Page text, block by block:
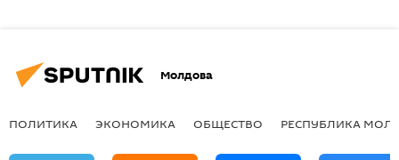
Молдова
ПОЛИТИКА ЭКОНОМИКА ОБЩЕСТВО РЕСПУБЛИКА